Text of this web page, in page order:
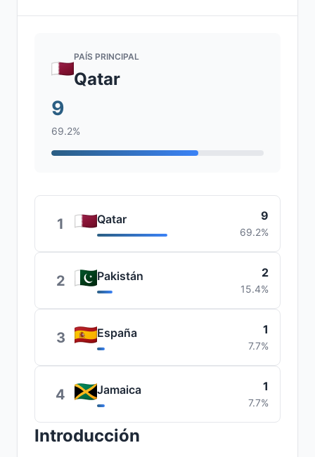
PAÍS PRINCIPAL
Qatar
9
69.2%
1 Qatar 9
69.2%
2 Pakistán 2
15.4%
3 España 1
7.7%
4 Jamaica 1
7.7%
Introducción